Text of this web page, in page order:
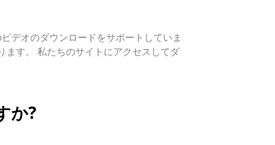
デオのダウンロードをサポートしていま
す。 私たちのサイトにアクセスしてダ
か?